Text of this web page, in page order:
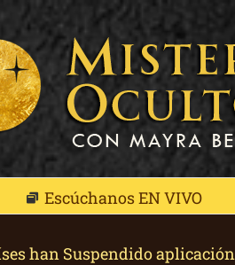
Escúchanos EN VIVO
han Suspendido aplicación